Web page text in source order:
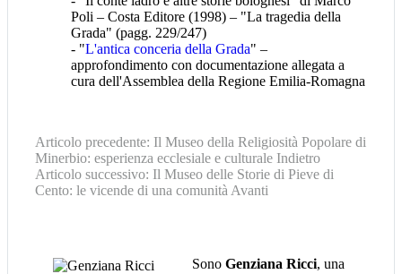
Poli – Costa Editore (1998) – "La tragedia della
Grada" (pagg. 229/247)
- "L'antica conceria della Grada" –
approfondimento con documentazione allegata a
cura dell'Assemblea della Regione Emilia-Romagna
Articolo precedente: Il Museo della Religiosità Popolare di
Minerbio: esperienza ecclesiale e culturale Indietro
Articolo successivo: Il Museo delle Storie di Pieve di
Cento: le vicende di una comunità Avanti
Sono Genziana Ricci, una